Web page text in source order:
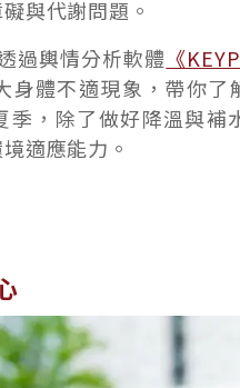
與代謝問題。
過輿情分析軟體 《
體不適現象，帶你了
，除了做好降溫與補
適應能力。